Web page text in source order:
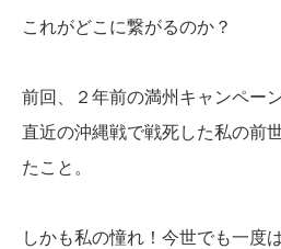
これがどこに繋がるのか？
前回、２年前の満州キャンペー
直近の沖縄戦で戦死した私の前
たこと。
しかも私の憧れ！今世でも一度